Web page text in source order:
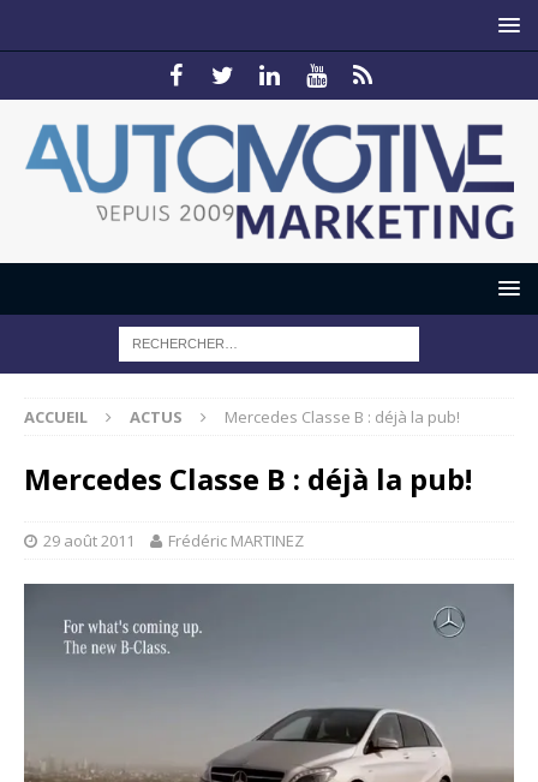
ACCUEIL ACTUS Mercedes Classe B : déjà la pub!
Mercedes Classe B : déjà la pub!
29 août 2011 Frédéric MARTINEZ